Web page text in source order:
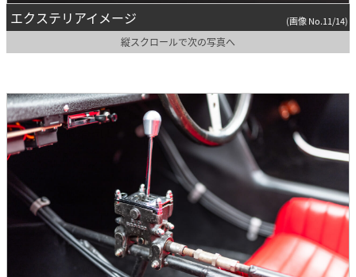
エクステリアイメージ (画像 No.11/14)
縦スクロールで次の写真へ